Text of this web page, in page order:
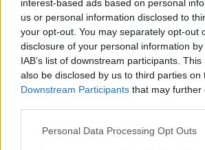
interest-based ads based on personal
us or personal information disclosed to
your opt-out. You may separately opt-out
disclosure of your personal information
IAB’s list of downstream participants.
also be disclosed by us to third parties on
Downstream Participants that may further
Personal Data Processing Opt Outs